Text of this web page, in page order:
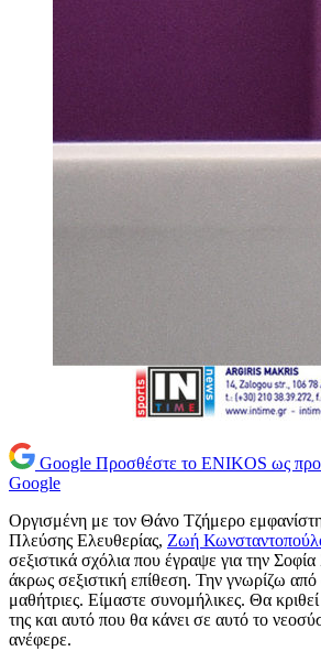
Google Προσθέστε το ENIKOS ως
Google
Οργισμένη με τον Θάνο Τζήμερο
Πλεύσης Ελευθερίας, Ζωή
σεξιστικά σχόλια που έγραψε για την
άκρως σεξιστική επίθεση. Την γνωρίζω
μαθήτριες. Είμαστε συνομήλικες. Θα κριθεί
της και αυτό που θα κάνει σε αυτό το
ανέφερε.